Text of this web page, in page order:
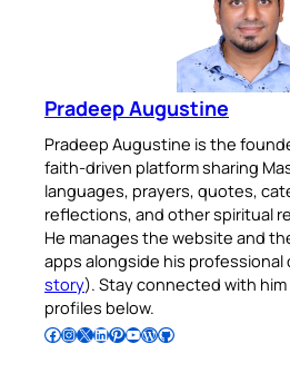
Pradeep Augustine
Pradeep Augustine is the
faith-driven platform sharing
languages, prayers, quotes,
reflections, and other spiritual
He manages the website and
apps alongside his professional
story). Stay connected with
profiles below.
Follow Pradeep on Facebook Follow Pradeep on InstagramFollow Pradeep on X Follow Pradeep on LinkedIn Follow Pradeep on Pinterest Subscribe to Pradeep’s Youtube Channel Follow Pradeep on WordPress Follow Pradeep on GitHub